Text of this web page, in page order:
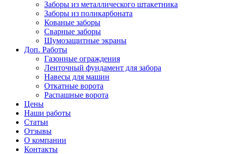
Заборы из металлического штакетника
Заборы из поликарбоната
Кованые заборы
Сварные заборы
Шумозащитные экраны
Доп. Работы
Газонные ограждения
Ленточный фундамент для забора
Навесы для машин
Откатные ворота
Распашные ворота
Цены
Наши работы
Статьи
Отзывы
О компании
Контакты